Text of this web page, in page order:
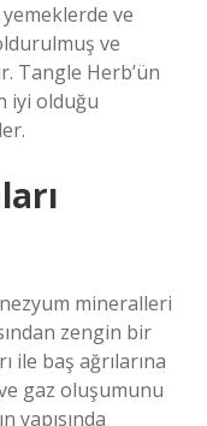
ve
ve
Tangle Herb’ün
iyi olduğu
mineralleri
zengin bir
ile baş ağrılarına
gaz oluşumunu
yapısında